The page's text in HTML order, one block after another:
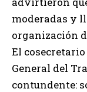
moderadas y
organización
El
General del
contundente: